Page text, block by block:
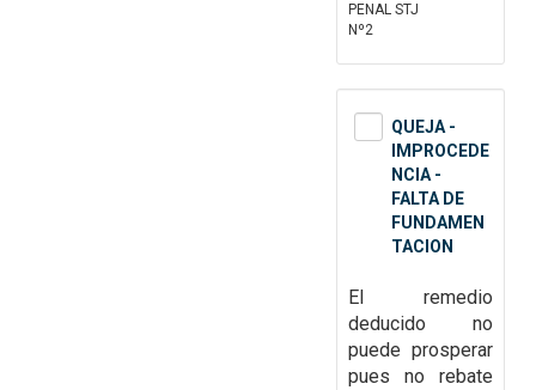
PENAL STJ
Nº2
QUEJA -
IMPROCEDE
NCIA -
FALTA DE
FUNDAMEN
TACION
El remedio
deducido no
puede prosperar
pues no rebate